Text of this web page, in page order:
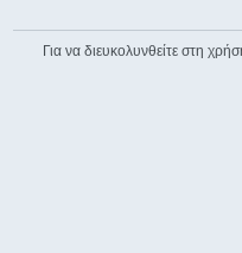
Για να διευκολυνθείτε στη